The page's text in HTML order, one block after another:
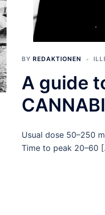
BY REDAKTIONEN
A guide
Usual dose 50–250
Time to peak 20–60